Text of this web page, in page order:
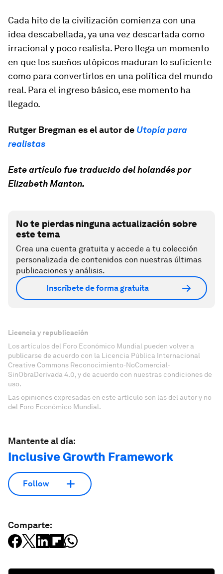
Cada hito de la civilización comienza con una
idea descabellada, ya una vez descartada como
irracional y poco realista. Pero llega un momento
en que los sueños utópicos maduran lo suficiente
como para convertirlos en una política del mundo
real. Para el ingreso básico, ese momento ha
llegado.
Rutger Bregman es el autor de Utopía para
realistas
Este artículo fue traducido del holandés por
Elizabeth Manton.
No te pierdas ninguna actualización sobre
este tema
Crea una cuenta gratuita y accede a tu colección
personalizada de contenidos con nuestras últimas
publicaciones y análisis.
Inscríbete de forma gratuita
Licencia y republicación
Los artículos del Foro Económico Mundial pueden volver a
publicarse de acuerdo con la Licencia Pública Internacional
Creative Commons Reconocimiento-NoComercial-
SinObraDerivada 4.0, y de acuerdo con nuestras condiciones de
uso.
Las opiniones expresadas en este artículo son las del autor y no
del Foro Económico Mundial.
Mantente al día:
Inclusive Growth Framework
Follow
Comparte: